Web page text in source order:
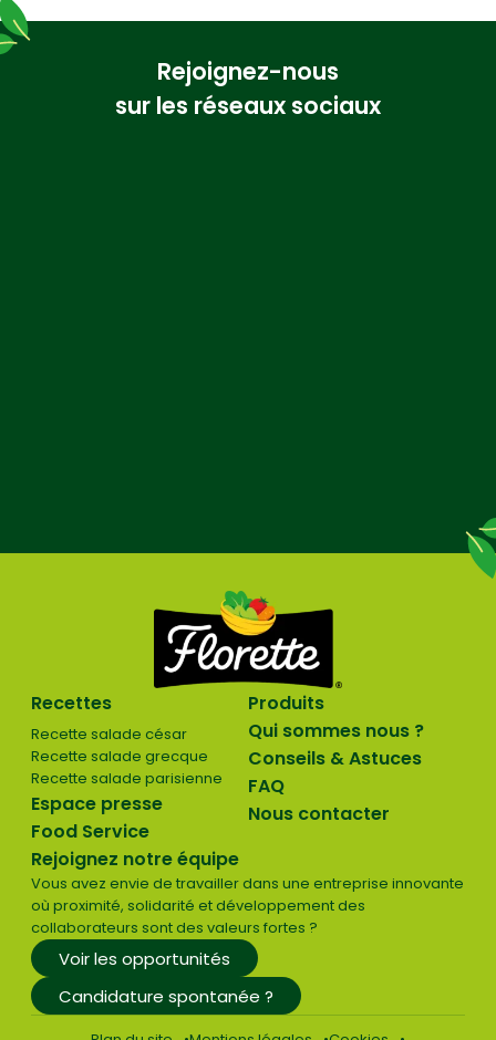
Rejoignez-nous
sur les réseaux sociaux
Recettes
Recette salade césar
Recette salade grecque
Recette salade parisienne
Espace presse
Food Service
Produits
Qui sommes nous ?
Conseils & Astuces
FAQ
Nous contacter
Rejoignez notre équipe
Vous avez envie de travailler dans une entreprise innovante
où proximité, solidarité et développement des
collaborateurs sont des valeurs fortes ?
Voir les opportunités
Candidature spontanée ?